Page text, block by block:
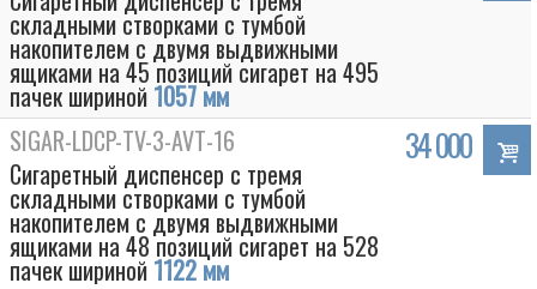
складными створками с тумбой
накопителем с двумя выдвижными
ящиками на 45 позиций сигарет на 495
пачек шириной 1057 мм
SIGAR-LDCP-TV-3-AVT-16
Сигаретный диспенсер с тремя
складными створками с тумбой
накопителем с двумя выдвижными
ящиками на 48 позиций сигарет на 528
пачек шириной 1122 мм
34 000